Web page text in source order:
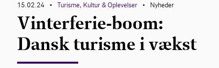
15.02.24 • Turisme, Kultur & Oplevelser • Nyheder
Vinterferie-boom:
Dansk turisme i vækst